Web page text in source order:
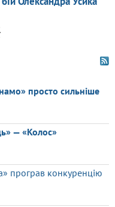
просто сильніше
— «Колос»
програв конкуренцію